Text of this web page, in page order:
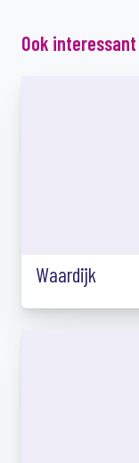
Ook interessant
Waardijk